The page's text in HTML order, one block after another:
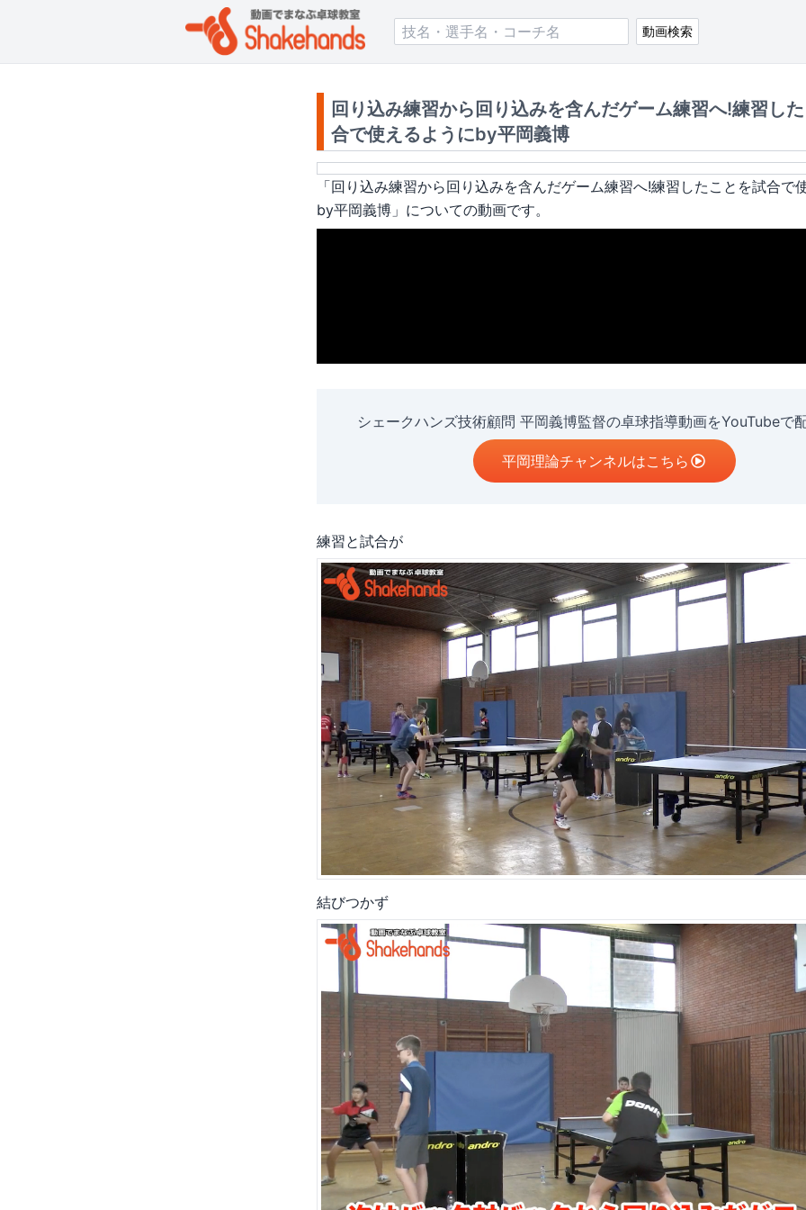
動画検索
回り込み練習から回り込みを含んだゲーム練習へ!練習し
合で使えるようにby平岡義博
「回り込み練習から回り込みを含んだゲーム練習へ!練習したことを試合で
by平岡義博 」についての動画です。
シェークハンズ技術顧問 平岡義博監督の卓球指導動画をYouTubeで
平岡理論チャンネルはこちら
練習と試合が
結びつかず